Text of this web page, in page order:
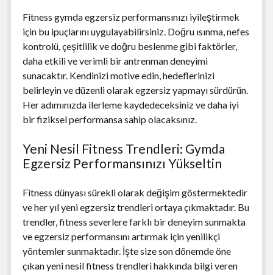
Fitness gymda egzersiz performansınızı iyileştirmek
için bu ipuçlarını uygulayabilirsiniz. Doğru ısınma, nefes
kontrolü, çeşitlilik ve doğru beslenme gibi faktörler,
daha etkili ve verimli bir antrenman deneyimi
sunacaktır. Kendinizi motive edin, hedeflerinizi
belirleyin ve düzenli olarak egzersiz yapmayı sürdürün.
Her adımınızda ilerleme kaydedeceksiniz ve daha iyi
bir fiziksel performansa sahip olacaksınız.
Yeni Nesil Fitness Trendleri: Gymda
Egzersiz Performansınızı Yükseltin
Fitness dünyası sürekli olarak değişim göstermektedir
ve her yıl yeni egzersiz trendleri ortaya çıkmaktadır. Bu
trendler, fitness severlere farklı bir deneyim sunmakta
ve egzersiz performansını artırmak için yenilikçi
yöntemler sunmaktadır. İşte size son dönemde öne
çıkan yeni nesil fitness trendleri hakkında bilgi veren